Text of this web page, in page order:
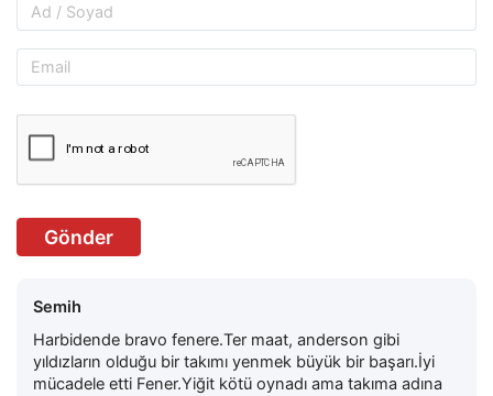
Gönder
Semih
Harbidende bravo fenere.Ter maat, anderson gibi
yıldızların olduğu bir takımı yenmek büyük bir başarı.İyi
mücadele etti Fener.Yiğit kötü oynadı ama takıma adına